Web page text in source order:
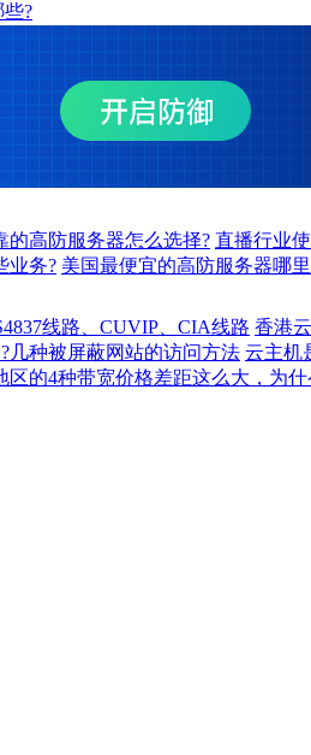
?
的高防服务器怎么选择? 直播行业
业务? 美国最便宜的高防服务器哪
线路、CUVIP、CIA线路 香港
几种被屏蔽网站的访问方法 云主机
区的4种带宽价格差距这么大，为什